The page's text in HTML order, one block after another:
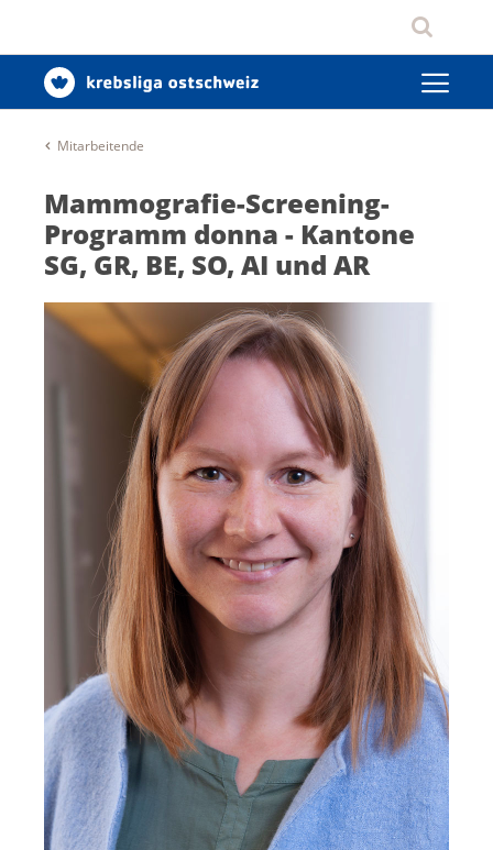
Mitarbeitende
Mammografie-Screening-
Programm donna - Kantone
SG, GR, BE, SO, AI und AR